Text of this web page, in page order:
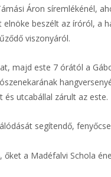
Áron síremlékénél,
elnöke beszélt az íróról, a
viszonyáról.
majd este 7 órától a
és utcabállal zárult az este.
segítendő,
a Madéfalvi Schola